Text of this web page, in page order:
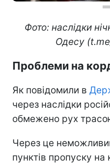
Фото: наслідки
Одесу
Проблеми на
Як повідомили в
через наслідки
обмежено рух
Через це
пунктів пропуску